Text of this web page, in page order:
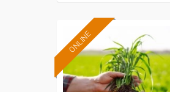
ONLINE
Formación 100%
subvencionada.